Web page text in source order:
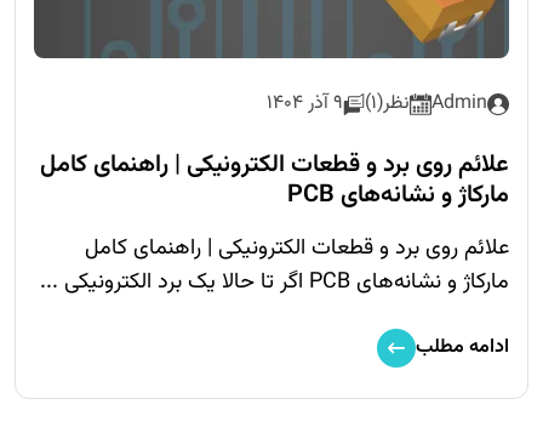
Admin نظر(1) 9 آذر 1404
علائم روی برد و قطعات الکترونیکی | راهنمای کامل
مارکاژ و نشانه‌های PCB
علائم روی برد و قطعات الکترونیکی | راهنمای کامل
مارکاژ و نشانه‌های PCB اگر تا حالا یک برد الکترونیکی ...
ادامه مطلب